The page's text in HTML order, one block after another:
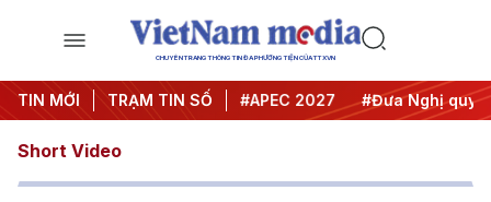
CHUYÊN TRANG THÔNG TIN ĐA PHƯƠNG TIỆN CỦA TTXVN
TIN MỚI TRẠM TIN SỐ
#Hội nghị Trung ương 3 #APEC 2027 #Đưa Nghị quyết
Short Video